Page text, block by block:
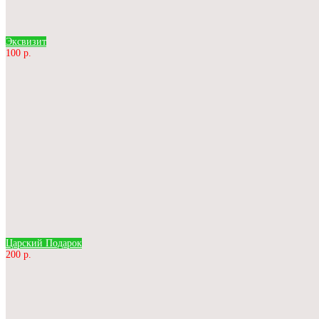
Эксвизит
100 р.
Царский Подарок
200 р.